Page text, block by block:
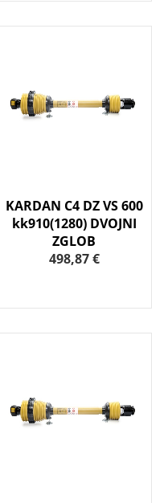
KARDAN C4 DZ VS 600
kk910(1280) DVOJNI
ZGLOB
498,87 €